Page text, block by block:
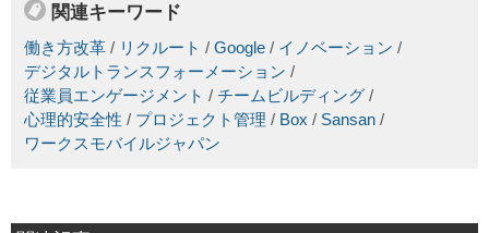
関連キーワード
働き方改革 / リクルート / Google / イノベーション /
デジタルトランスフォーメーション /
従業員エンゲージメント / チームビルディング /
心理的安全性 / プロジェクト管理 / Box / Sansan /
ワークスモバイルジャパン